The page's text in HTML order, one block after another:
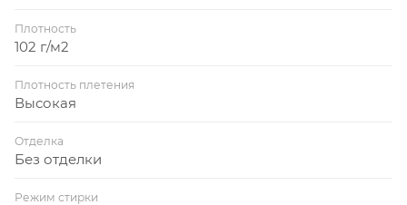
Плотность
102 г/м2
Плотность плетения
Высокая
Отделка
Без отделки
Режим стирки